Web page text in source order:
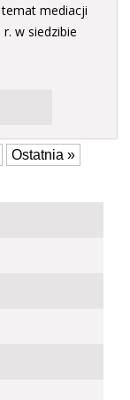
mediacji
w siedzibie
Ostatnia »